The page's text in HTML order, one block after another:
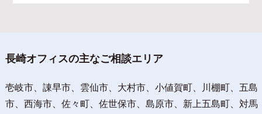
長崎オフィスの主なご相談エリア
壱岐市、諌早市、雲仙市、大村市、小値賀町、川棚町、五島
市、西海市、佐々町、佐世保市、島原市、新上五島町、対馬